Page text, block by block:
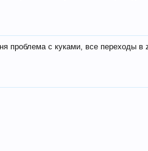
проблема с куками, все переходы в